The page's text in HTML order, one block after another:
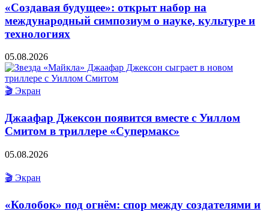
«Создавая будущее»: открыт набор на
международный симпозиум о науке, культуре и
технологиях
05.08.2026
🎬 Экран
Джаафар Джексон появится вместе с Уиллом
Смитом в триллере «Супермакс»
05.08.2026
🎬 Экран
«Колобок» под огнём: спор между создателями и